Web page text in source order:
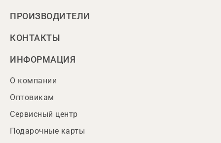
ПРОИЗВОДИТЕЛИ
КОНТАКТЫ
ИНФОРМАЦИЯ
О компании
Оптовикам
Сервисный центр
Подарочные карты